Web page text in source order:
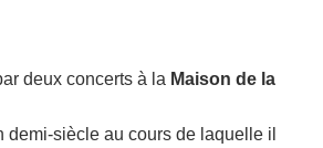
deux concerts à la Maison de la
demi-siècle au cours de laquelle il